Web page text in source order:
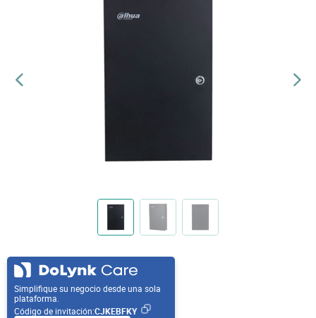
Simplifique su negocio desde una sola
plataforma.
Código de invitación:CJKEBFKY